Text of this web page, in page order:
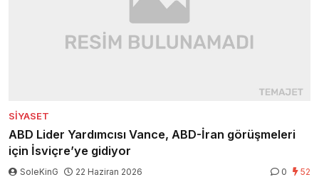
SIYASET
ABD Lider Yardımcısı Vance, ABD-İran görüşmeleri
için İsviçre’ye gidiyor
SoleKinG 22 Haziran 2026 0 52